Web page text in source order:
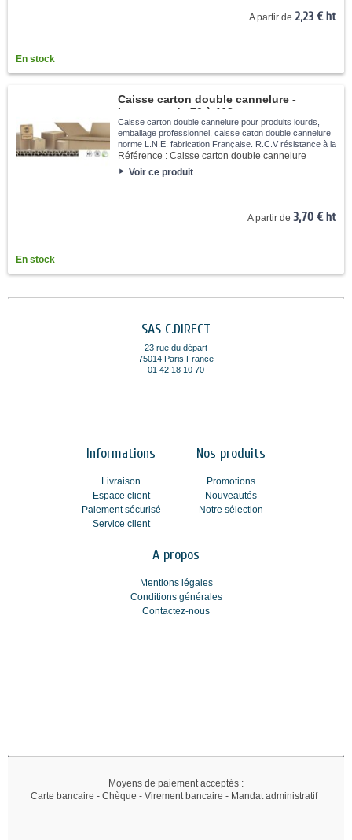
A partir de 2,23 € ht
En stock
Caisse carton double cannelure -
Longueur de 70 à 118cm
Caisse carton double cannelure pour produits lourds,
emballage professionnel, caisse caton double cannelure
norme L.N.E. fabrication Française. R.C.V résistance à la
compression verticale 200 à 300kg.
Référence : Caisse carton double cannelure
Voir ce produit
A partir de 3,70 € ht
En stock
SAS C.DIRECT
23 rue du départ
75014 Paris France
01 42 18 10 70
Informations
Livraison
Espace client
Paiement sécurisé
Service client
Nos produits
Promotions
Nouveautés
Notre sélection
A propos
Mentions légales
Conditions générales
Contactez-nous
Moyens de paiement acceptés :
Carte bancaire - Chèque - Virement bancaire - Mandat administratif